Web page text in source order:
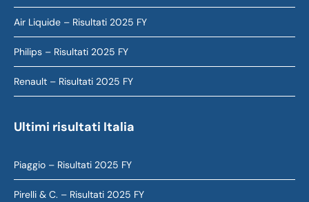
Air Liquide – Risultati 2025 FY
Philips – Risultati 2025 FY
Renault – Risultati 2025 FY
Ultimi risultati Italia
Piaggio – Risultati 2025 FY
Pirelli & C. – Risultati 2025 FY